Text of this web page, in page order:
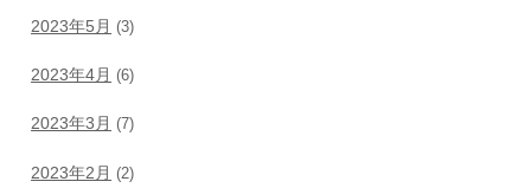
2023年5月 (3)
2023年4月 (6)
2023年3月 (7)
2023年2月 (2)